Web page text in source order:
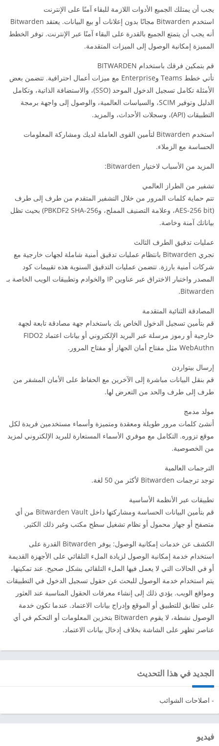
يجب أن يمتلك الجميع الأدوات اللازمة للبقاء آمنًا على الإنترنت
استخدم Bitwarden مجانًا بدون إعلانات أو بيع البيانات. يعتقد Bitwarden
أنه يجب أن يتمتع الجميع بالقدرة على البقاء آمنًا عبر الإنترنت. توفر الخطط
المميزة إمكانية الوصول إلى الميزات المتقدمة.
قم بتمكين فرقك باستخدام BITWARDEN
تأتي خطط Teams وEnterprise مع ميزات أعمال احترافية. تتضمن بعض
الأمثلة تكامل تسجيل الدخول الموحد (SSO)، والاستضافة الذاتية، وتكامل
الدليل وتوفير SCIM، والسياسات العالمية، والوصول إلى واجهة برمجة
التطبيقات (API)، وسجلات الأحداث، والمزيد.
استخدم Bitwarden لتأمين القوى العاملة لديك ومشاركة المعلومات
الحساسة مع الزملاء.
المزيد من الأسباب لاختيار Bitwarden:
تشفير من الطراز العالمي
تتم حماية كلمات المرور من خلال التشفير المتقدم من طرف إلى طرف
(AES-256 bit، وعلامة التصنيف المملح، وPBKDF2 SHA-256) بحيث تظل
بياناتك آمنة وخاصة.
عمليات تدقيق الطرف الثالث
تجري Bitwarden بانتظام عمليات تدقيق أمنية شاملة لجهات خارجية مع
شركات أمنية بارزة. تتضمن عمليات التدقيق السنوية هذه تقييمات كود
المصدر واختبار الاختراق عبر عناوين IP والخوادم وتطبيقات الويب الخاصة بـ
Bitwarden.
المصادقة الثنائية المتقدمة
قم بتأمين تسجيل الدخول الخاص بك باستخدام جهة مصادقة تابعة لجهة
خارجية أو رموز مرسلة عبر البريد الإلكتروني أو بيانات اعتماد FIDO2
WebAuthn مثل مفتاح أمان الجهاز أو مفتاح المرور.
إرسال بيتواردن
قم بنقل البيانات مباشرة إلى الآخرين مع الحفاظ على الأمان المشفر من
طرف إلى طرف والحد من التعرض لها.
مولد مدمج
أنشئ كلمات مرور طويلة ومعقدة ومتميزة وأسماء مستخدمين فريدة لكل
موقع تزوره. التكامل مع موفري الأسماء المستعارة للبريد الإلكتروني لمزيد
من الخصوصية.
الترجمات العالمية
توجد ترجمات Bitwarden لأكثر من 50 لغة.
تطبيقات عبر الأنظمة الأساسية
قم بتأمين البيانات الحساسة ومشاركتها داخل Bitwarden Vault من أي
متصفح أو جهاز محمول أو نظام تشغيل سطح مكتب وغير ذلك الكثير.
الكشف عن خدمات إمكانية الوصول: يوفر Bitwarden القدرة على
استخدام خدمة إمكانية الوصول لزيادة الملء التلقائي على الأجهزة القديمة
أو في الحالات التي لا يعمل فيها الملء التلقائي بشكل صحيح. عند تمكينها،
يتم استخدام خدمة الوصول للبحث عن حقول تسجيل الدخول في التطبيقات
ومواقع الويب. يؤدي ذلك إلى إنشاء معرفات الحقول المناسبة عند العثور
على تطابق للتطبيق أو الموقع وإدراج بيانات الاعتماد. عندما تكون خدمة
الوصول نشطة، لا يقوم Bitwarden بتخزين المعلومات أو التحكم في أي
عناصر تظهر على الشاشة بخلاف إدخال بيانات الاعتماد.
الجديد في هذا التحديث
- اصلاحات الشوائب
فيديو